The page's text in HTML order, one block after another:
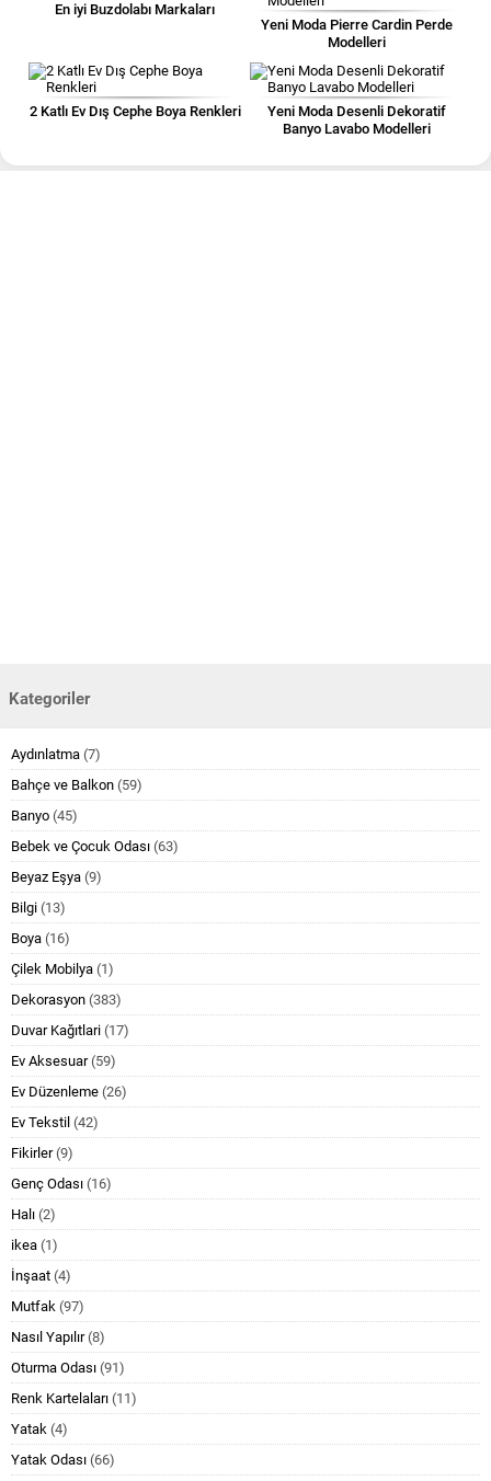
En iyi Buzdolabı Markaları
Yeni Moda Pierre Cardin Perde
Modelleri
2 Katlı Ev Dış Cephe Boya Renkleri
Yeni Moda Desenli Dekoratif
Banyo Lavabo Modelleri
Kategoriler
Aydınlatma (7)
Bahçe ve Balkon (59)
Banyo (45)
Bebek ve Çocuk Odası (63)
Beyaz Eşya (9)
Bilgi (13)
Boya (16)
Çilek Mobilya (1)
Dekorasyon (383)
Duvar Kağıtlari (17)
Ev Aksesuar(59)
Ev Düzenleme (26)
Ev Tekstil (42)
Fikirler(9)
Genç Odası (16)
Halı (2)
ikea (1)
İnşaat (4)
Mutfak (97)
Nasıl Yapılır(8)
Oturma Odası (91)
Renk Kartelaları (11)
Yatak (4)
Yatak Odası (66)